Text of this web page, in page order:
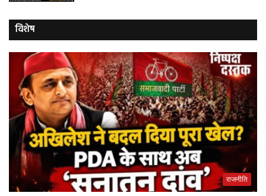
विशेष
राजनीति